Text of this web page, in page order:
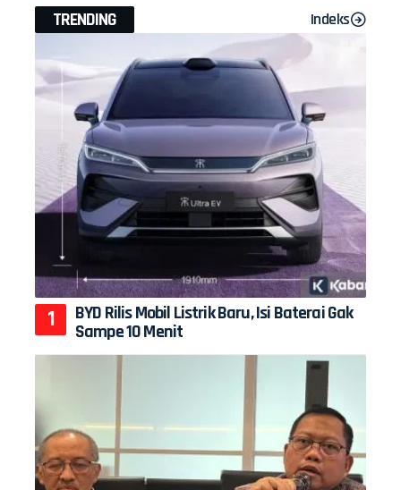
TRENDING Indeks
BYD Rilis Mobil Listrik Baru, Isi Baterai Gak
Sampe 10 Menit